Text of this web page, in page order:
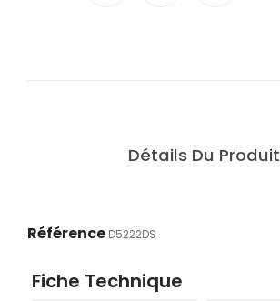
Détails Du Produit
Référence D5222DS
Fiche Technique